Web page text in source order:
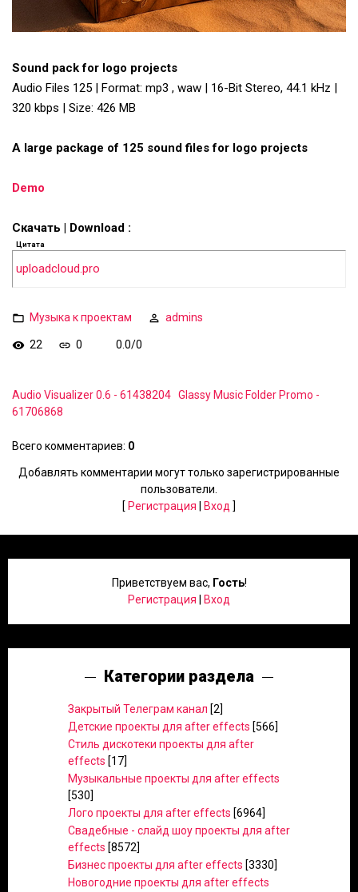
Sound pack for logo projects
Audio Files 125 | Format: mp3 , waw | 16-Bit Stereo, 44.1 kHz |
320 kbps | Size: 426 MB
A large package of 125 sound files for logo projects
Demo
Скачать | Download :
Цитата
uploadcloud.pro
Музыка к проектам admins
22 0 0.0/0
Audio Visualizer 0.6 - 61438204 Glassy Music Folder Promo -
61706868
Всего комментариев: 0
Добавлять комментарии могут только зарегистрированные
пользователи.
[ Регистрация Вход ]
Приветствуем вас, Гость!
Регистрация
Вход
Категории раздела
Закрытый Телеграм канал [2]
Детские проекты для after effects [566]
Стиль дискотеки проекты для after
effects [17]
Музыкальные проекты для after effects
[530]
Лого проекты для after effects [6964]
Свадебные - слайд шоу проекты для after
effects [8572]
Бизнес проекты для after effects [3330]
Новогодние проекты для after effects